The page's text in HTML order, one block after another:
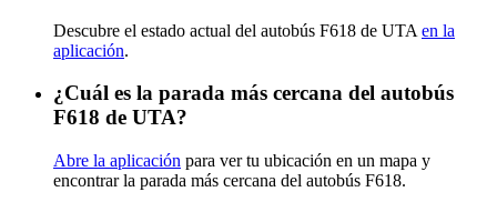
Descubre el estado actual del autobús F618 de UTA en la
aplicación.
¿Cuál es la parada más cercana del autobús
F618 de UTA?
Abre la aplicación para ver tu ubicación en un mapa y
encontrar la parada más cercana del autobús F618.